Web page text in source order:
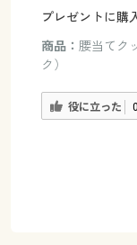
プレゼントに購
商品： 腰当てク
ク）
役に立った 0